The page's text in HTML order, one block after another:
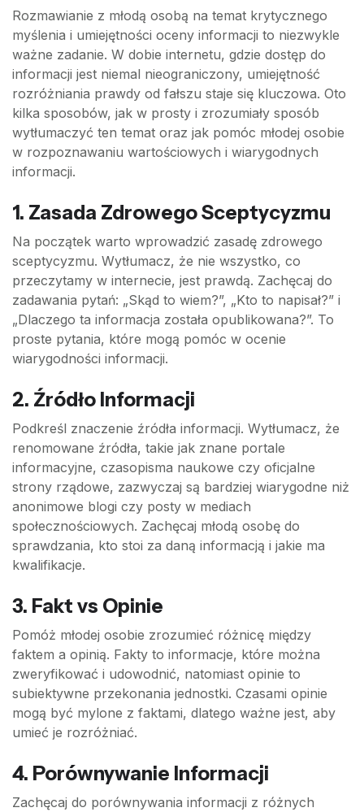
Rozmawianie z młodą osobą na temat krytycznego
myślenia i umiejętności oceny informacji to niezwykle
ważne zadanie. W dobie internetu, gdzie dostęp do
informacji jest niemal nieograniczony, umiejętność
rozróżniania prawdy od fałszu staje się kluczowa. Oto
kilka sposobów, jak w prosty i zrozumiały sposób
wytłumaczyć ten temat oraz jak pomóc młodej osobie
w rozpoznawaniu wartościowych i wiarygodnych
informacji.
1. Zasada Zdrowego Sceptycyzmu
Na początek warto wprowadzić zasadę zdrowego
sceptycyzmu. Wytłumacz, że nie wszystko, co
przeczytamy w internecie, jest prawdą. Zachęcaj do
zadawania pytań: „Skąd to wiem?”, „Kto to napisał?” i
„Dlaczego ta informacja została opublikowana?”. To
proste pytania, które mogą pomóc w ocenie
wiarygodności informacji.
2. Źródło Informacji
Podkreśl znaczenie źródła informacji. Wytłumacz, że
renomowane źródła, takie jak znane portale
informacyjne, czasopisma naukowe czy oficjalne
strony rządowe, zazwyczaj są bardziej wiarygodne niż
anonimowe blogi czy posty w mediach
społecznościowych. Zachęcaj młodą osobę do
sprawdzania, kto stoi za daną informacją i jakie ma
kwalifikacje.
3. Fakt vs Opinie
Pomóż młodej osobie zrozumieć różnicę między
faktem a opinią. Fakty to informacje, które można
zweryfikować i udowodnić, natomiast opinie to
subiektywne przekonania jednostki. Czasami opinie
mogą być mylone z faktami, dlatego ważne jest, aby
umieć je rozróżniać.
4. Porównywanie Informacji
Zachęcaj do porównywania informacji z różnych